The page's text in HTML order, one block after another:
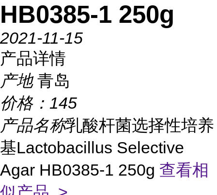
HB0385-1 250g
2021-11-15
产品详情
产地 青岛
价格： 145
产品名称乳酸杆菌选择性培养
基Lactobacillus Selective
Agar HB0385-1 250g 查看相